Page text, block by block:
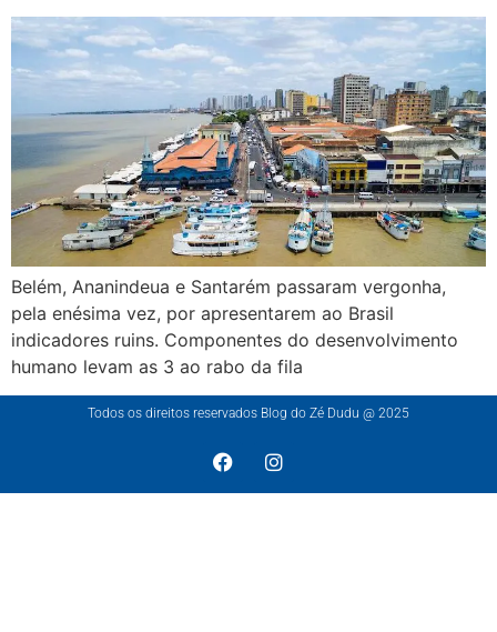
Belém, Ananindeua e Santarém passaram vergonha,
pela enésima vez, por apresentarem ao Brasil
indicadores ruins. Componentes do desenvolvimento
humano levam as 3 ao rabo da fila
Todos os direitos reservados Blog do Zé Dudu @ 2025